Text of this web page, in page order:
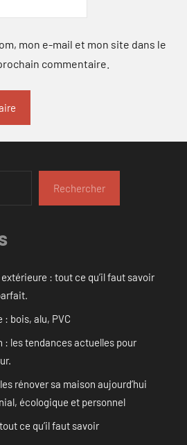
mon e-mail et mon site dans le
commentaire.
Rechercher
: tout ce qu’il faut savoir
bois, alu, PVC
: les tendances actuelles pour
rénover sa maison aujourd’hui
écologique et personnel
ce qu’il faut savoir